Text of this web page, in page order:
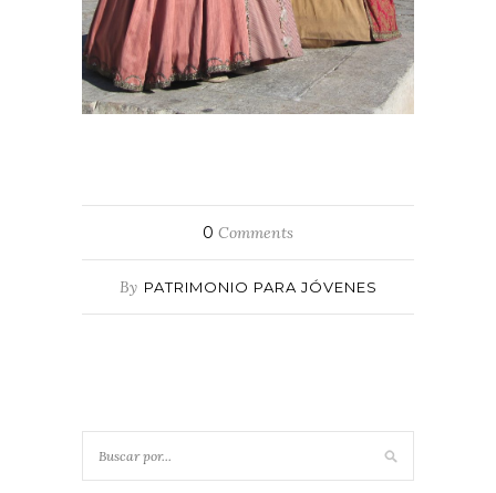
0 Comments
By PATRIMONIO PARA JÓVENES